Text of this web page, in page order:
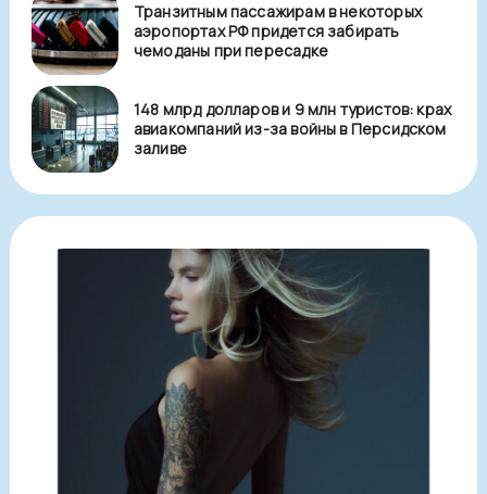
Транзитным пассажирам в некоторых
аэропортах РФ придется забирать
чемоданы при пересадке
148 млрд долларов и 9 млн туристов: крах
авиакомпаний из-за войны в Персидском
заливе